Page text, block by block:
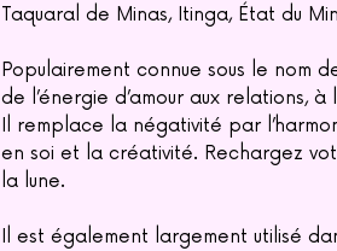
Taquaral de Minas, Itinga, État du
Populairement connue sous le nom
de l’énergie d’amour aux relations,
Il remplace la négativité par
en soi et la créativité. Rechargez
la lune.
Il est également largement utilisé